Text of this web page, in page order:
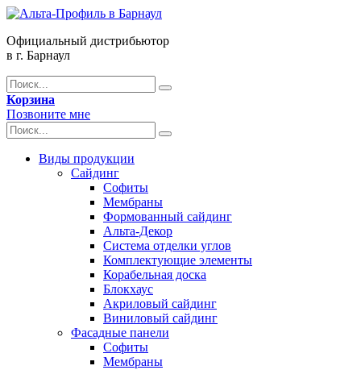
Официальный дистрибьютор
в г. Барнаул
Корзина
Позвоните мне
Виды продукции
Сайдинг
Софиты
Мембраны
Формованный сайдинг
Альта-Декор
Система отделки углов
Комплектующие элементы
Корабельная доска
Блокхаус
Акриловый сайдинг
Виниловый сайдинг
Фасадные панели
Софиты
Мембраны